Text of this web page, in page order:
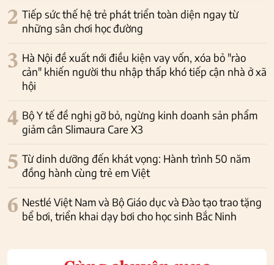
2 Tiếp sức thế hệ trẻ phát triển toàn diện ngay từ
những sân chơi học đường
3 Hà Nội đề xuất nới điều kiện vay vốn, xóa bỏ "rào
cản" khiến người thu nhập thấp khó tiếp cận nhà ở xã
hội
4 Bộ Y tế đề nghị gỡ bỏ, ngừng kinh doanh sản phẩm
giảm cân Slimaura Care X3
5 Từ dinh dưỡng đến khát vọng: Hành trình 50 năm
đồng hành cùng trẻ em Việt
6 Nestlé Việt Nam và Bộ Giáo dục và Đào tạo trao tặng
bể bơi, triển khai dạy bơi cho học sinh Bắc Ninh